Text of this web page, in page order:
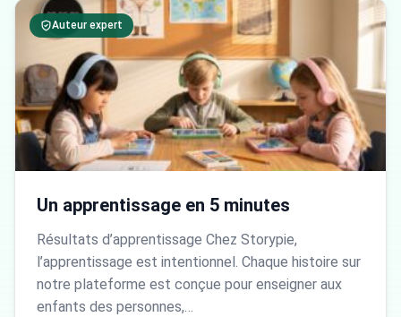
Auteur expert
Un apprentissage en 5 minutes
Résultats d’apprentissage Chez Storypie,
l’apprentissage est intentionnel. Chaque histoire sur
notre plateforme est conçue pour enseigner aux
enfants des personnes,…